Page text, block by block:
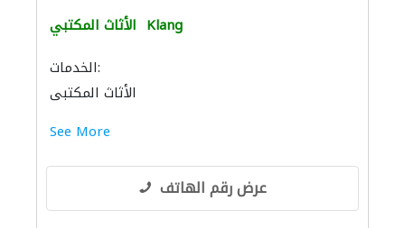
الأثاث المكتبي Klang
الخدمات:
الأثاث المكتبي
See More
عرض رقم الهاتف